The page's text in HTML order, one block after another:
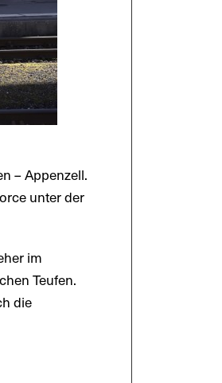
– Appenzell.
unter der
im
Teufen.
die